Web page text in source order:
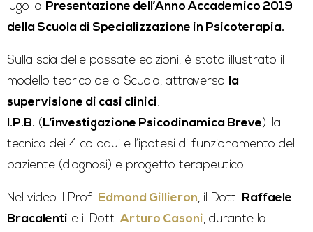
lugo la Presentazione dell’Anno Accademico 2019
della Scuola di Specializzazione in Psicoterapia.
Sulla scia delle passate edizioni, è stato illustrato il
modello teorico della Scuola, attraverso
la
supervisione di casi clinici:
I.P.B. ( L’investigazione Psicodinamica Breve): la
tecnica dei 4 colloqui e l’ipotesi di funzionamento del
paziente (diagnosi) e progetto terapeutico.
Nel video il Prof. Edmond Gillieron, il Dott. Raffaele
Bracalenti e il Dott.Arturo Casoni, durante la